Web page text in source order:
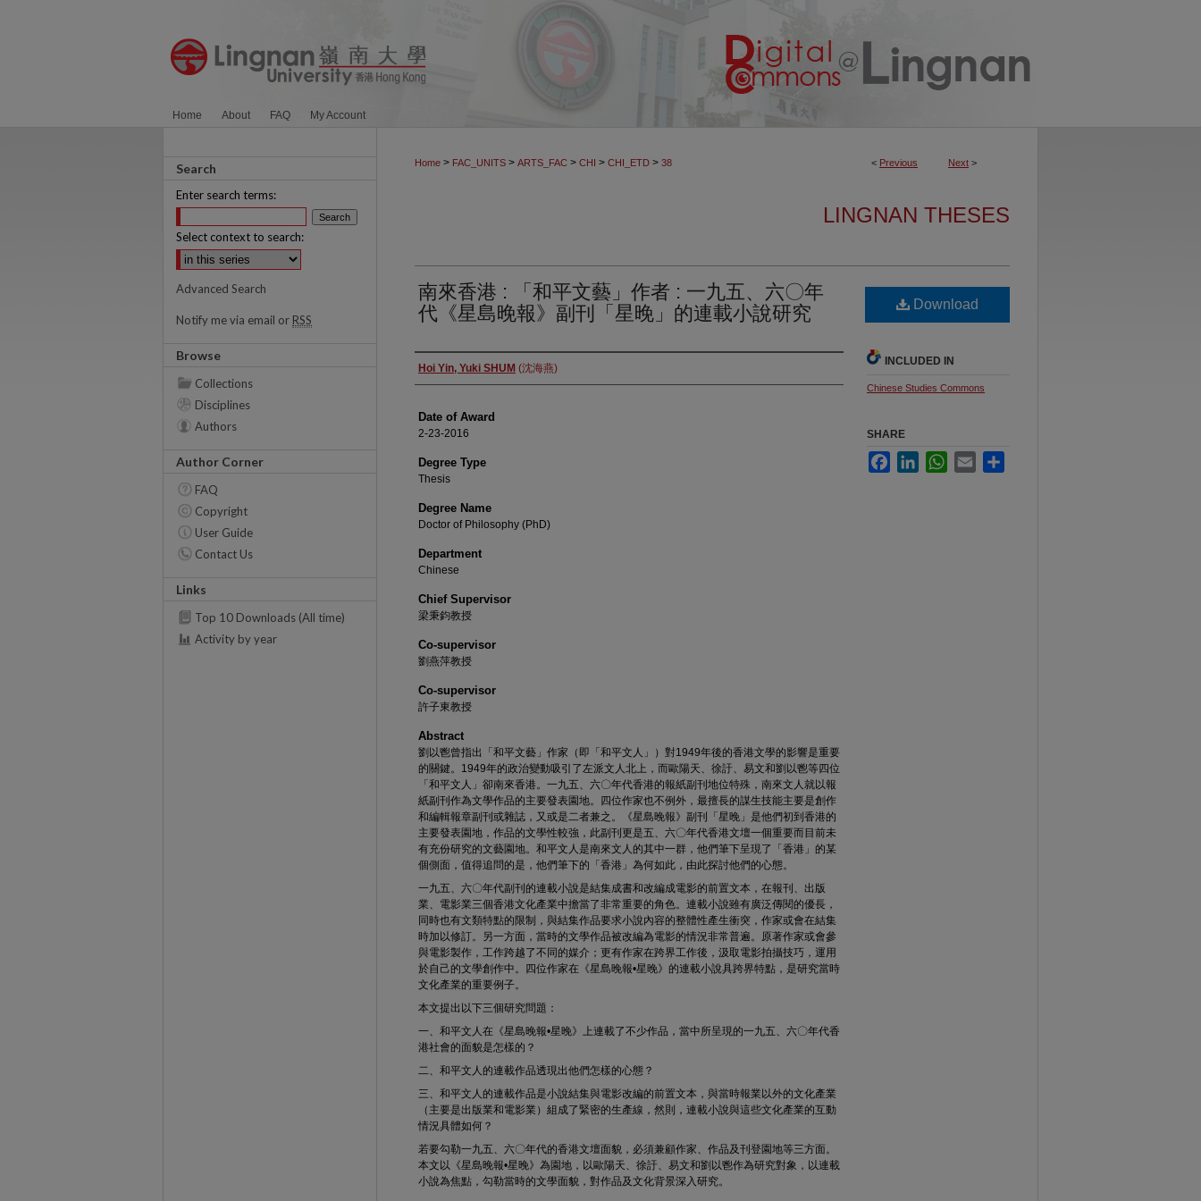
Home About FAQ My Account
< Previous Next >
Home > FAC_UNITS > ARTS_FAC > CHI > CHI_ETD > 38
LINGNAN THESES
南來香港 : 「和平文藝」作者 : 一九五、六〇年
代《星島晚報》副刊「星晚」的連載小說研究
Author
Hoi Yin, Yuki SHUM (沈海燕)
Date of Award
2-23-2016
Degree Type
Thesis
Degree Name
Doctor of Philosophy (PhD)
Department
Chinese
Chief Supervisor
梁秉鈞教授
Co-supervisor
劉燕萍教授
Co-supervisor
許子東教授
Abstract
劉以鬯曾指出「和平文藝」作家（即「和平文人」）對1949年後的香港文學的影響是重要
的關鍵。1949年的政治變動吸引了左派文人北上，而歐陽天、徐訏、易文和劉以鬯等四位
「和平文人」卻南來香港。一九五、六〇年代香港的報紙副刊地位特殊，南來文人就以報
紙副刊作為文學作品的主要發表園地。四位作家也不例外，最擅長的謀生技能主要是創作
和編輯報章副刊或雜誌，又或是二者兼之。《星島晚報》副刊「星晚」是他們初到香港的
主要發表園地，作品的文學性較強，此副刊更是五、六〇年代香港文壇一個重要而目前未
有充份研究的文藝園地。和平文人是南來文人的其中一群，他們筆下呈現了「香港」的某
個側面，值得追問的是，他們筆下的「香港」為何如此，由此探討他們的心態。
一九五、六〇年代副刊的連載小說是結集成書和改編成電影的前置文本，在報刊、出版
業、電影業三個香港文化產業中擔當了非常重要的角色。連載小說雖有廣泛傳閱的優長，
同時也有文類特點的限制，與結集作品要求小說內容的整體性產生衝突，作家或會在結集
時加以修訂。另一方面，當時的文學作品被改編為電影的情況非常普遍。原著作家或會參
與電影製作，工作跨越了不同的媒介；更有作家在跨界工作後，汲取電影拍攝技巧，運用
於自己的文學創作中。四位作家在《星島晚報•星晚》的連載小說具跨界特點，是研究當時
文化產業的重要例子。
本文提出以下三個研究問題：
一、和平文人在《星島晚報•星晚》上連載了不少作品，當中所呈現的一九五、六〇年代香
港社會的面貌是怎樣的？
二、和平文人的連載作品透現出他們怎樣的心態？
三、和平文人的連載作品是小說結集與電影改編的前置文本，與當時報業以外的文化產業
（主要是出版業和電影業）組成了緊密的生產線，然則，連載小說與這些文化產業的互動
情況具體如何？
若要勾勒一九五、六〇年代的香港文壇面貌，必須兼顧作家、作品及刊登園地等三方面。
本文以《星島晚報•星晚》為園地，以歐陽天、徐訏、易文和劉以鬯作為研究對象，以連載
小說為焦點，勾勒當時的文學面貌，對作品及文化背景深入研究。
Download
INCLUDED IN
Chinese Studies Commons
SHARE
FacebookLinkedInWhatsApp
Email
Search
Enter search terms:
Select context to search:
Advanced Search
Notify me via email or RSS
Browse
Collections
Disciplines
Authors
Author Corner
FAQ
Copyright
User Guide
Contact Us
Links
Top 10 Downloads (All time)
Activity by year